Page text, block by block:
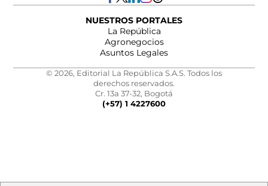
NUESTROS PORTALES
La República
Agronegocios
Asuntos Legales
© 2026, Editorial La República S.A.S. Todos los
derechos reservados.
Cr. 13a 37-32, Bogotá
(+57) 1 4227600